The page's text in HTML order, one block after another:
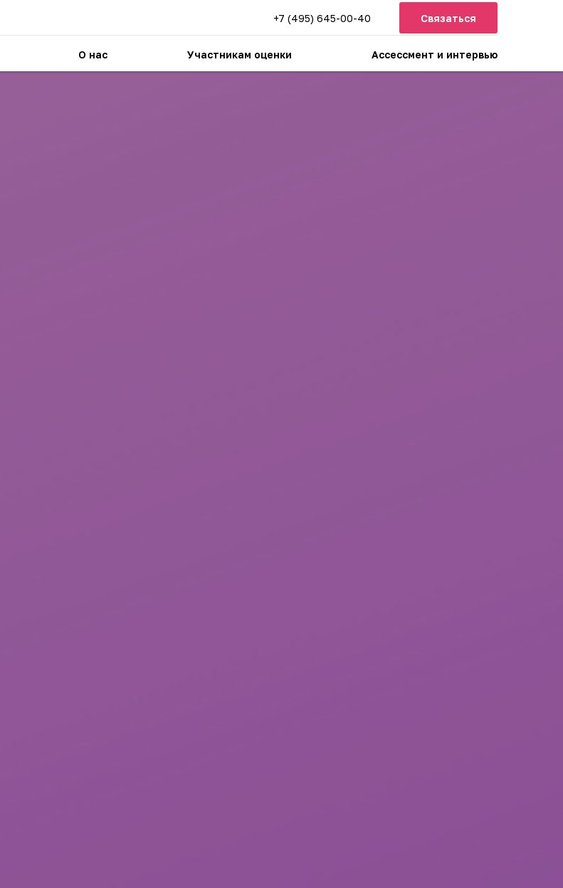
+7 (495) 645-00-40 Связаться
О нас Участникам оценки Ассессмент и интервью